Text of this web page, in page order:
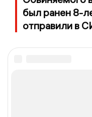
был ранен 8-
отправили в